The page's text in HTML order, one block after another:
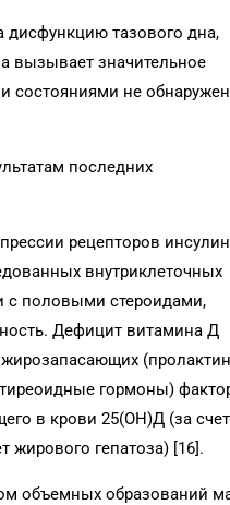
тазового дна,
вызывает значительное
состояниями не
последних
рецепторов
внутриклеточных
с половыми стероидами,
Дефицит витамина Д
гормоны)
в крови 25(ОН)Д (за счет
жирового гепатоза) [16].
объемных образований